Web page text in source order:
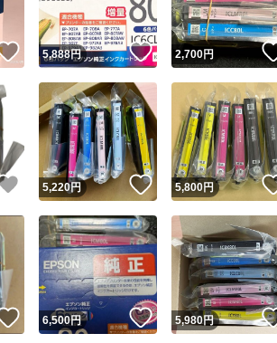
安心取引出品者
取引実績
取引実績◯+
他フリマ実績◯+
スピード&安心発送
※このバッジは実績に基
スピード＆安心発
商品画像の 無
コピーは1商
いいね！
5,888円 いいね！
2,700円
いいね！
5,220円 いいね！
5,800円
いいね！
6,500円 いいね！
5,980円